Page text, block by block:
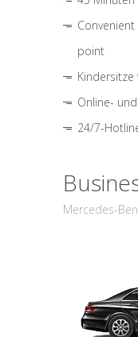
point
Kindersitze
Online-
24/7-
Mercedes-